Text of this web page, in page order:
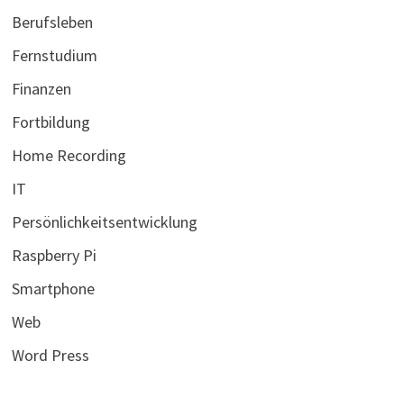
Berufsleben
Fernstudium
Finanzen
Fortbildung
Home Recording
IT
Persönlichkeitsentwicklung
Raspberry Pi
Smartphone
Web
Word Press